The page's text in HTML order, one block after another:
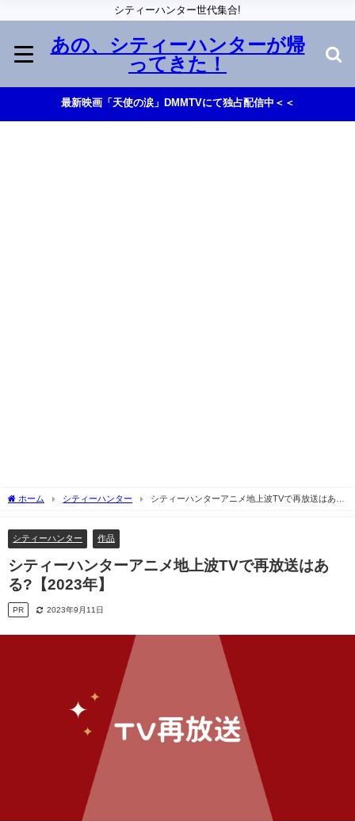
シティーハンター世代集合!
あの、シティーハンターが帰
ってきた！
最新映画「天使の涙」DMMTVにて独占配信中＜＜
ホーム シティーハンター
シティーハンターアニメ地上波TVで再放送はあ
シティーハンター 作品
シティーハンターアニメ地上波TVで再放送はあ
る?【2023年】
PR 2023年9月11日